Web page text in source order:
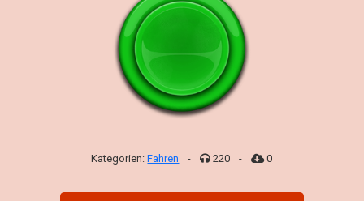
Kategorien:Fahren - 220 - 0